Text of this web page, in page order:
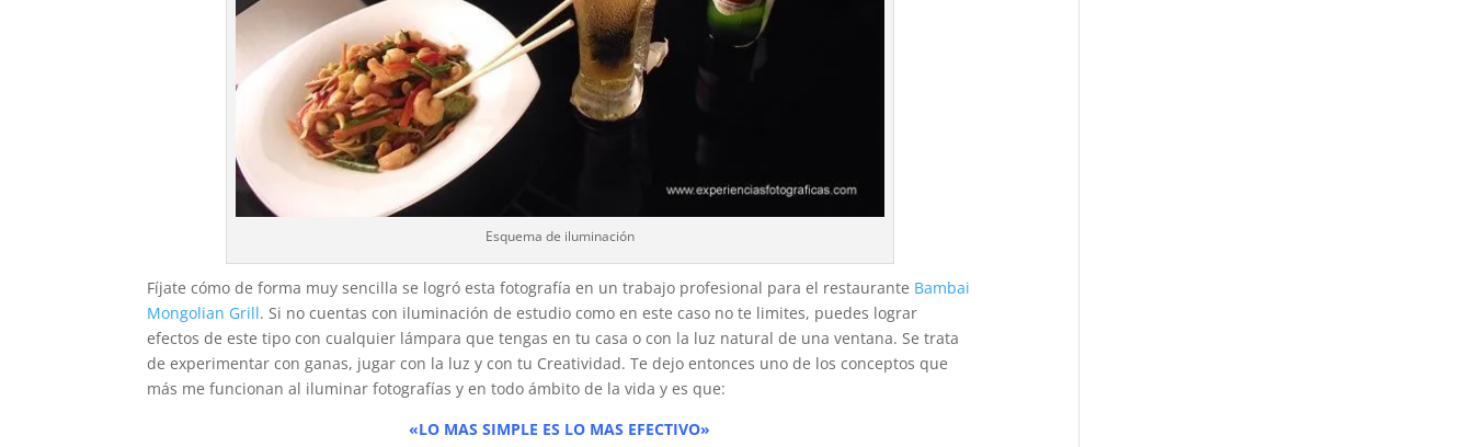
Esquema de iluminación
Fíjate cómo de forma muy sencilla se logró esta fotografía en un trabajo profesional para el restaurante Bambai
Mongolian Grill. Si no cuentas con iluminación de estudio como en este caso no te limites, puedes lograr
efectos de este tipo con cualquier lámpara que tengas en tu casa o con la luz natural de una ventana. Se trata
de experimentar con ganas, jugar con la luz y con tu Creatividad. Te dejo entonces uno de los conceptos que
más me funcionan al iluminar fotografías y en todo ámbito de la vida y es que:
«LO MAS SIMPLE ES LO MAS EFECTIVO»